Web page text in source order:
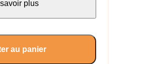
plus
au panier